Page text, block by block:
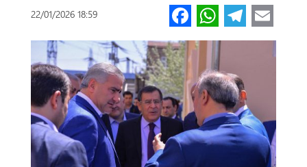
22/01/2026 18:59 Fa
ce
b
o
o
k
W
h
at
s
A
p
p
Te
le
m
m
ail